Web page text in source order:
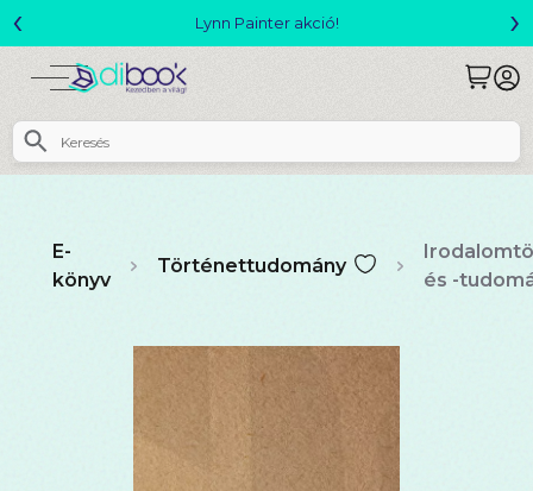
Megjelent! L. J. Shen: Legvadabb álmaimban szeretlek
‹ ›
E-
könyv
Történettudomány
és -